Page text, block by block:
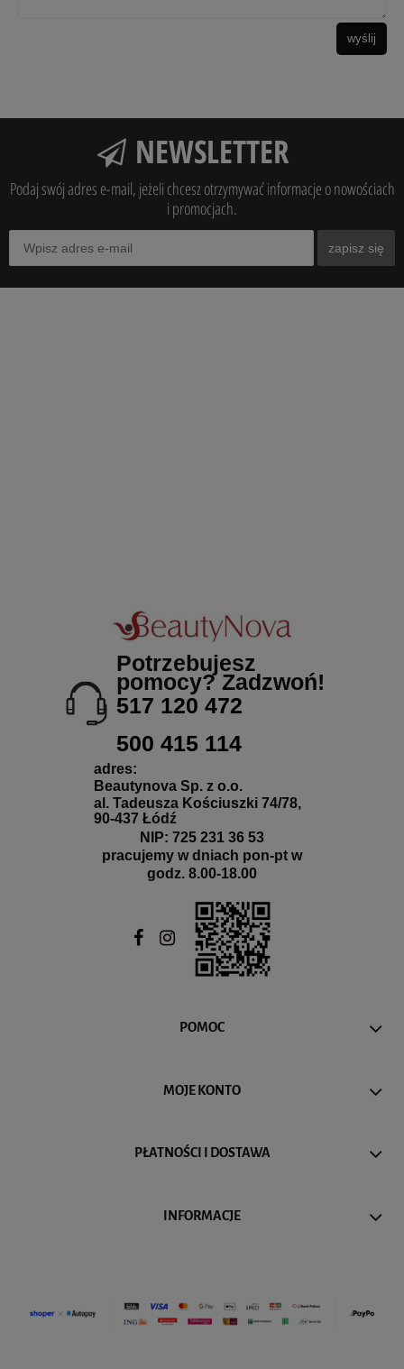
wyślij
NEWSLETTER
Podaj swój adres e-mail, jeżeli chcesz otrzymywać informacje o nowościach
i promocjach.
zapisz się
Potrzebujesz
pomocy? Zadzwoń!
517 120 472
500 415 114
adres:
Beautynova Sp. z o.o.
al. Tadeusza Kościuszki 74/78,
90-437 Łódź
NIP: 725 231 36 53
pracujemy w dniach pon-pt w
godz. 8.00-18.00
POMOC
MOJE KONTO
PŁATNOŚCI I DOSTAWA
INFORMACJE